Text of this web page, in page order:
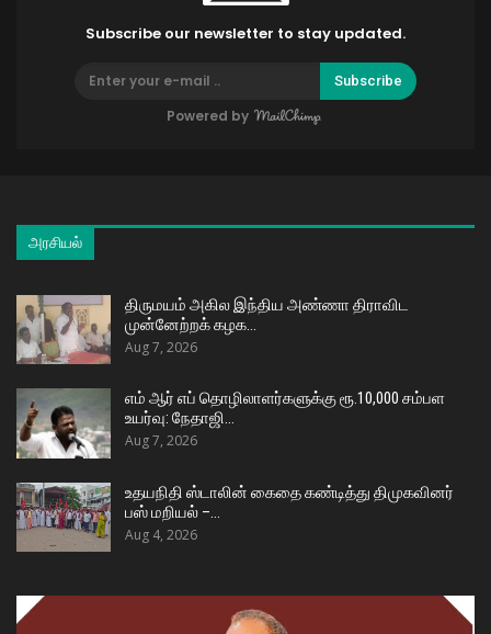
Subscribe our newsletter to stay updated.
Subscribe
Powered by
அரசியல்
திருமயம் அகில இந்திய அண்ணா திராவிட
முன்னேற்றக் கழக…
Aug 7, 2026
எம் ஆர் எப் தொழிலாளர்களுக்கு ரூ.10,000 சம்பள
உயர்வு: நேதாஜி…
Aug 7, 2026
உதயநிதி ஸ்டாலின் கைதை கண்டித்து திமுகவினர்
பஸ் மறியல் –…
Aug 4, 2026